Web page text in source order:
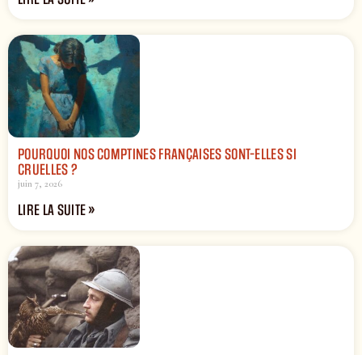
POURQUOI NOS COMPTINES FRANÇAISES SONT-ELLES SI
CRUELLES ?
juin 7, 2026
LIRE LA SUITE »